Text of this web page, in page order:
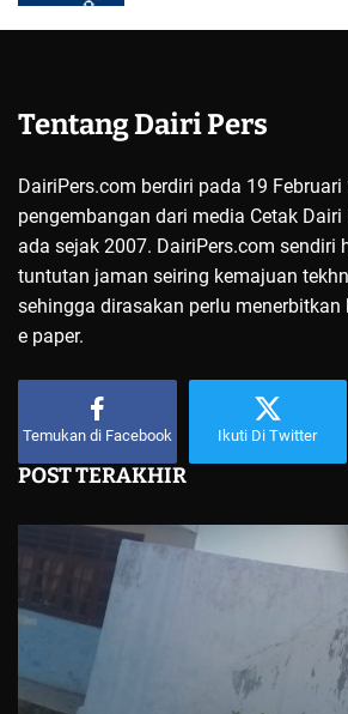
Tentang Dairi Pers
DairiPers.com berdiri pada 19
pengembangan dari media Cetak Dairi
ada sejak 2007. DairiPers.com sendiri
tuntutan jaman seiring kemajuan
sehingga dirasakan perlu
e paper.
Temukan di Facebook Ikuti Di Twitter
POST TERAKHIR